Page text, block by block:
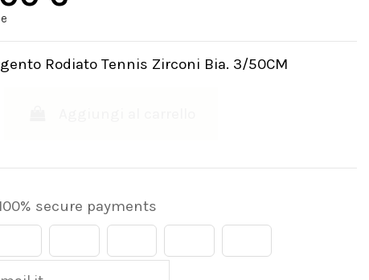
Rodiato Tennis Zirconi Bia. 3/50CM
secure payments